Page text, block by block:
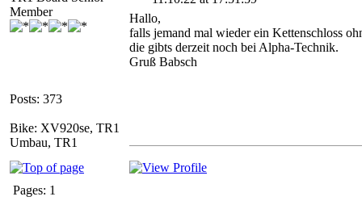
Member
Posts: 373
Bike: XV920se, TR1
Umbau, TR1
Hallo,
falls jemand mal wieder ein Kettenschloss
die gibts derzeit noch bei Alpha-Technik.
Gruß Babsch
Pages: 1